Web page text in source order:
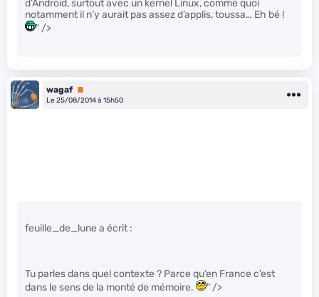
d’Android, surtout avec un kernel Linux, comme quoi
notamment il n’y aurait pas assez d’applis, toussa… Eh bé !
" />
wagaf Premium
Le 25/08/2014 à 15h50
feuille_de_lune a écrit :
Tu parles dans quel contexte ? Parce qu’en France c’est
dans le sens de la monté de mémoire.
" />